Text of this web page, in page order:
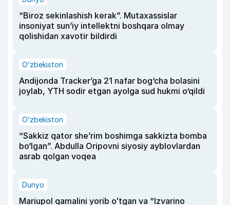
“Biroz sekinlashish kerak”. Mutaxassislar
insoniyat sun’iy intellektni boshqara olmay
qolishidan xavotir bildirdi
O‘zbekiston
Andijonda Tracker’ga 21 nafar bog‘cha bolasini
joylab, YTH sodir etgan ayolga sud hukmi o‘qildi
O‘zbekiston
“Sakkiz qator she’rim boshimga sakkizta bomba
bo‘lgan”. Abdulla Oripovni siyosiy ayblovlardan
asrab qolgan voqea
Dunyo
Mariupol qamalini yorib oʻtgan va “Izvarino